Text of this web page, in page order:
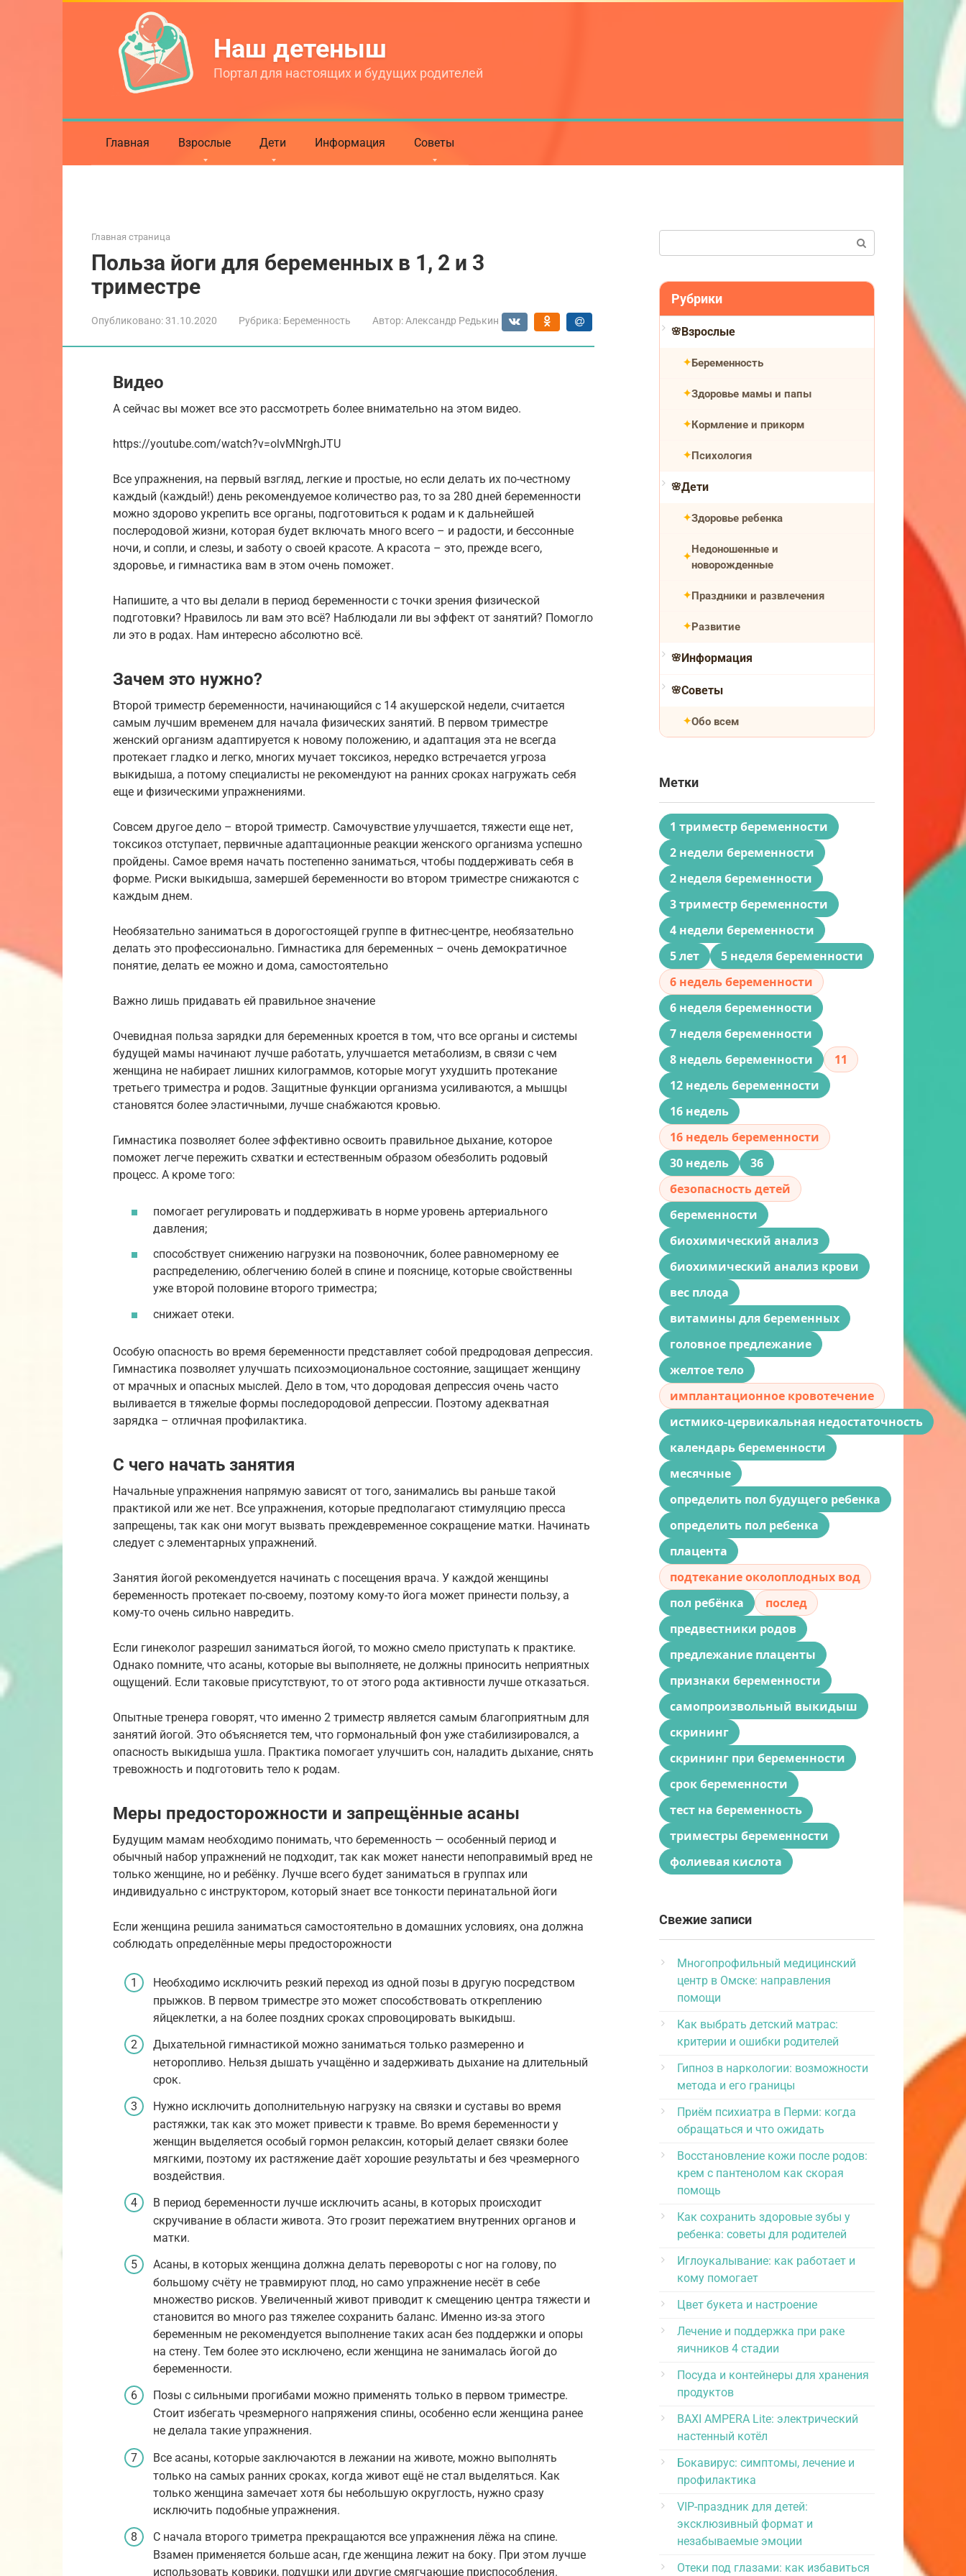
Наш детеныш
Портал для настоящих и будущих родителей
Главная Взрослые Дети Информация Советы
Главная страница
Польза йоги для беременных в 1, 2 и 3
триместре
Опубликовано:31.10.2020 Рубрика: Беременность Автор: Александр Редькин
Видео
А сейчас вы может все это рассмотреть более внимательно на этом видео.
https://youtube.com/watch?v=olvMNrghJTU
Все упражнения, на первый взгляд, легкие и простые, но если делать их по-честному
каждый (каждый!) день рекомендуемое количество раз, то за 280 дней беременности
можно здорово укрепить все органы, подготовиться к родам и к дальнейшей
послеродовой жизни, которая будет включать много всего – и радости, и бессонные
ночи, и сопли, и слезы, и заботу о своей красоте. А красота – это, прежде всего,
здоровье, и гимнастика вам в этом очень поможет.
Напишите, а что вы делали в период беременности с точки зрения физической
подготовки? Нравилось ли вам это всё? Наблюдали ли вы эффект от занятий? Помогло
ли это в родах. Нам интересно абсолютно всё.
Зачем это нужно?
Второй триместр беременности, начинающийся с 14 акушерской недели, считается
самым лучшим временем для начала физических занятий. В первом триместре
женский организм адаптируется к новому положению, и адаптация эта не всегда
протекает гладко и легко, многих мучает токсикоз, нередко встречается угроза
выкидыша, а потому специалисты не рекомендуют на ранних сроках нагружать себя
еще и физическими упражнениями.
Совсем другое дело – второй триместр. Самочувствие улучшается, тяжести еще нет,
токсикоз отступает, первичные адаптационные реакции женского организма успешно
пройдены. Самое время начать постепенно заниматься, чтобы поддерживать себя в
форме. Риски выкидыша, замершей беременности во втором триместре снижаются с
каждым днем.
Необязательно заниматься в дорогостоящей группе в фитнес-центре, необязательно
делать это профессионально. Гимнастика для беременных – очень демократичное
понятие, делать ее можно и дома, самостоятельно
Важно лишь придавать ей правильное значение
Очевидная польза зарядки для беременных кроется в том, что все органы и системы
будущей мамы начинают лучше работать, улучшается метаболизм, в связи с чем
женщина не набирает лишних килограммов, которые могут ухудшить протекание
третьего триместра и родов. Защитные функции организма усиливаются, а мышцы
становятся более эластичными, лучше снабжаются кровью.
Гимнастика позволяет более эффективно освоить правильное дыхание, которое
поможет легче пережить схватки и естественным образом обезболить родовый
процесс. А кроме того:
помогает регулировать и поддерживать в норме уровень артериального
давления;
способствует снижению нагрузки на позвоночник, более равномерному ее
распределению, облегчению болей в спине и пояснице, которые свойственны
уже второй половине второго триместра;
снижает отеки.
Особую опасность во время беременности представляет собой предродовая депрессия.
Гимнастика позволяет улучшать психоэмоциональное состояние, защищает женщину
от мрачных и опасных мыслей. Дело в том, что дородовая депрессия очень часто
выливается в тяжелые формы последородовой депрессии. Поэтому адекватная
зарядка – отличная профилактика.
С чего начать занятия
Начальные упражнения напрямую зависят от того, занимались вы раньше такой
практикой или же нет. Все упражнения, которые предполагают стимуляцию пресса
запрещены, так как они могут вызвать преждевременное сокращение матки. Начинать
следует с элементарных упражнений.
Занятия йогой рекомендуется начинать с посещения врача. У каждой женщины
беременность протекает по-своему, поэтому кому-то йога может принести пользу, а
кому-то очень сильно навредить.
Если гинеколог разрешил заниматься йогой, то можно смело приступать к практике.
Однако помните, что асаны, которые вы выполняете, не должны приносить неприятных
ощущений. Если таковые присутствуют, то от этого рода активности лучше отказаться.
Опытные тренера говорят, что именно 2 триместр является самым благоприятным для
занятий йогой. Это объясняется тем, что гормональный фон уже стабилизировался, а
опасность выкидыша ушла. Практика помогает улучшить сон, наладить дыхание, снять
тревожность и подготовить тело к родам.
Меры предосторожности и запрещённые асаны
Будущим мамам необходимо понимать, что беременность — особенный период и
обычный набор упражнений не подходит, так как может нанести непоправимый вред не
только женщине, но и ребёнку. Лучше всего будет заниматься в группах или
индивидуально с инструктором, который знает все тонкости перинатальной йоги
Если женщина решила заниматься самостоятельно в домашних условиях, она должна
соблюдать определённые меры предосторожности
Необходимо исключить резкий переход из одной позы в другую посредством
прыжков. В первом триместре это может способствовать откреплению
яйцеклетки, а на более поздних сроках спровоцировать выкидыш.
Дыхательной гимнастикой можно заниматься только размеренно и
неторопливо. Нельзя дышать учащённо и задерживать дыхание на длительный
срок.
Нужно исключить дополнительную нагрузку на связки и суставы во время
растяжки, так как это может привести к травме. Во время беременности у
женщин выделяется особый гормон релаксин, который делает связки более
мягкими, поэтому их растяжение даёт хорошие результаты и без чрезмерного
воздействия.
В период беременности лучше исключить асаны, в которых происходит
скручивание в области живота. Это грозит пережатием внутренних органов и
матки.
Асаны, в которых женщина должна делать перевороты с ног на голову, по
большому счёту не травмируют плод, но само упражнение несёт в себе
множество рисков. Увеличенный живот приводит к смещению центра тяжести и
становится во много раз тяжелее сохранить баланс. Именно из-за этого
беременным не рекомендуется выполнение таких асан без поддержки и опоры
на стену. Тем более это исключено, если женщина не занималась йогой до
беременности.
Позы с сильными прогибами можно применять только в первом триместре.
Стоит избегать чрезмерного напряжения спины, особенно если женщина ранее
не делала такие упражнения.
Все асаны, которые заключаются в лежании на животе, можно выполнять
только на самых ранних сроках, когда живот ещё не стал выделяться. Как
только женщина замечает хотя бы небольшую округлость, нужно сразу
исключить подобные упражнения.
С начала второго триметра прекращаются все упражнения лёжа на спине.
Взамен применяется больше асан, где женщина лежит на боку. При этом лучше
использовать коврики, подушки или другие смягчающие приспособления.
Рубрики
Взрослые
Беременность
Здоровье мамы и папы
Кормление и прикорм
Психология
Дети
Здоровье ребенка
Недоношенные и
новорожденные
Праздники и развлечения
Развитие
Информация
Советы
Обо всем
Метки
1 триместр беременности
2 недели беременности
2 неделя беременности
3 триместр беременности
4 недели беременности
5 лет
5 неделя беременности
6 недель беременности
6 неделя беременности
7 неделя беременности
8 недель беременности
11
12 недель беременности
16 недель
16 недель беременности
30 недель
36
безопасность детей
беременности
биохимический анализ
биохимический анализ крови
вес плода
витамины для беременных
головное предлежание
желтое тело
имплантационное кровотечение
истмико-цервикальная недостаточность
календарь беременности
месячные
определить пол будущего ребенка
определить пол ребенка
плацента
подтекание околоплодных вод
пол ребёнка
послед
предвестники родов
предлежание плаценты
признаки беременности
самопроизвольный выкидыш
скрининг
скрининг при беременности
срок беременности
тест на беременность
триместры беременности
фолиевая кислота
Свежие записи
Многопрофильный медицинский
центр в Омске: направления
помощи
Как выбрать детский матрас:
критерии и ошибки родителей
Гипноз в наркологии: возможности
метода и его границы
Приём психиатра в Перми: когда
обращаться и что ожидать
Восстановление кожи после родов:
крем с пантенолом как скорая
помощь
Как сохранить здоровые зубы у
ребенка: советы для родителей
Иглоукалывание: как работает и
кому помогает
Цвет букета и настроение
Лечение и поддержка при раке
яичников 4 стадии
Посуда и контейнеры для хранения
продуктов
BAXI AMPERA Lite: электрический
настенный котёл
Бокавирус: симптомы, лечение и
профилактика
VIP-праздник для детей:
эксклюзивный формат и
незабываемые эмоции
Отеки под глазами: как избавиться